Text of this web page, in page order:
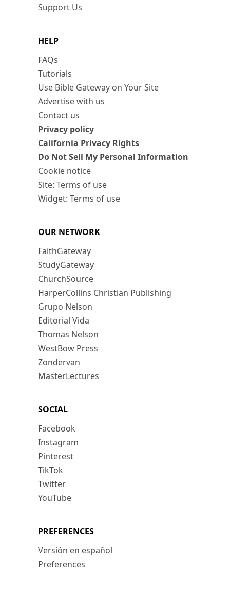
Support Us
HELP
FAQs
Tutorials
Use Bible Gateway on Your Site
Advertise with us
Contact us
Privacy policy
California Privacy Rights
Do Not Sell My Personal Information
Cookie notice
Site: Terms of use
Widget: Terms of use
OUR NETWORK
FaithGateway
StudyGateway
ChurchSource
HarperCollins Christian Publishing
Grupo Nelson
Editorial Vida
Thomas Nelson
WestBow Press
Zondervan
MasterLectures
SOCIAL
Facebook
Instagram
Pinterest
TikTok
Twitter
YouTube
PREFERENCES
Versión en español
Preferences